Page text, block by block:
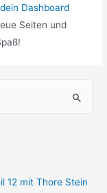
dein Dashboard
Seiten und
12 mit Thore Stein